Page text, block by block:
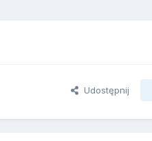
Udostępnij